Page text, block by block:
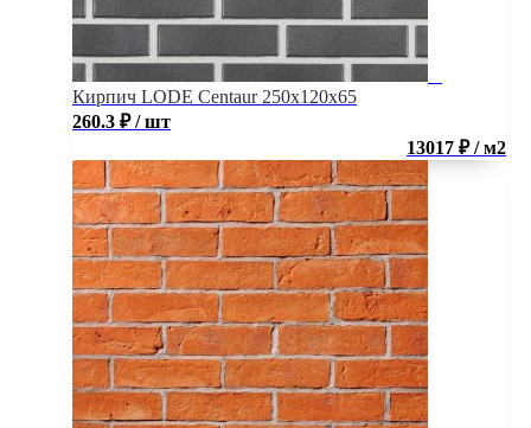
Кирпич LODE Centaur 250x120x65
260.3 ₽ / шт
13017 ₽ / м2